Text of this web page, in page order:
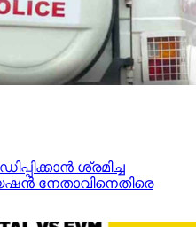
ശ്രമിച്ച
നേതാവിനെതിരെ